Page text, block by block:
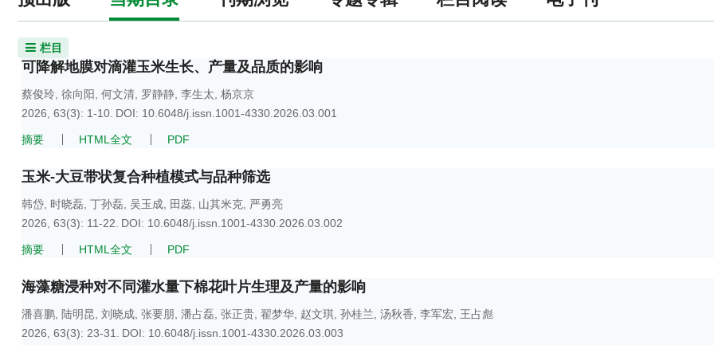
栏目
可降解地膜对滴灌玉米生长、产量及品质的影响
蔡俊玲 徐向阳 何文清 罗静静 李生太 杨京京
2026, 63(3): 1-10. DOI: 10.6048/j.issn.1001-4330.2026.03.001
摘要 HTML全文 PDF
玉米-大豆带状复合种植模式与品种筛选
韩岱 时晓磊 丁孙磊 吴玉成 田蕊 山其米克 严勇亮
2026, 63(3): 11-22. DOI: 10.6048/j.issn.1001-4330.2026.03.002
摘要 HTML全文 PDF
海藻糖浸种对不同灌水量下棉花叶片生理及产量的影响
潘喜鹏 陆明昆 刘晓成 张要朋 潘占磊 张正贵 翟梦华 赵文琪 孙桂兰 汤秋香 李军宏
王占彪
2026, 63(3): 23-31.
DOI: 10.6048/j.issn.1001-4330.2026.03.003